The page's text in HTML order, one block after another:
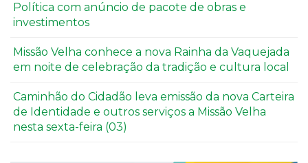
Política com anúncio de pacote de obras e
investimentos
Missão Velha conhece a nova Rainha da Vaquejada
em noite de celebração da tradição e cultura local
Caminhão do Cidadão leva emissão da nova Carteira
de Identidade e outros serviços a Missão Velha
nesta sexta-feira (03)